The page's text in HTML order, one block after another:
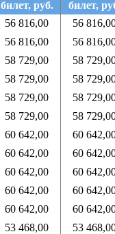
билет, руб.
билет,
56 816,00
56
56 816,00
56
58 729,00
58
58 729,00
58
58 729,00
58
58 729,00
58
60 642,00
60
60 642,00
60
60 642,00
60
60 642,00
60
60 642,00
60
53 468,00
53